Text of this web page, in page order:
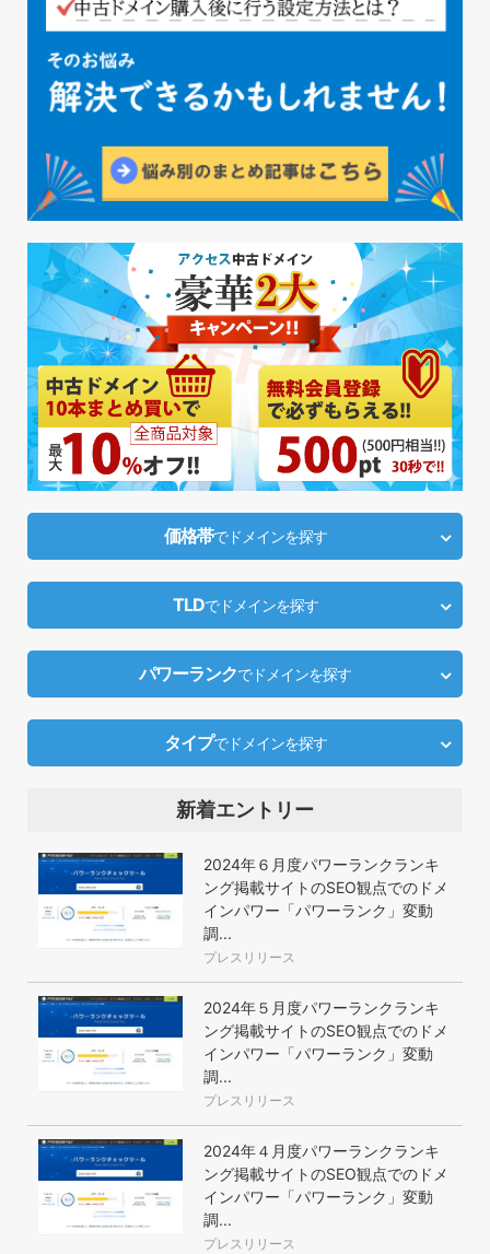
価格帯でドメインを探す
TLDでドメインを探す
パワーランクでドメインを探す
タイプでドメインを探す
新着エントリー
2024年６月度パワーランクランキ
ング掲載サイトのSEO観点でのドメ
インパワー「パワーランク」変動
調...
プレスリリース
2024年５月度パワーランクランキ
ング掲載サイトのSEO観点でのドメ
インパワー「パワーランク」変動
調...
プレスリリース
2024年４月度パワーランクランキ
ング掲載サイトのSEO観点でのドメ
インパワー「パワーランク」変動
調...
プレスリリース